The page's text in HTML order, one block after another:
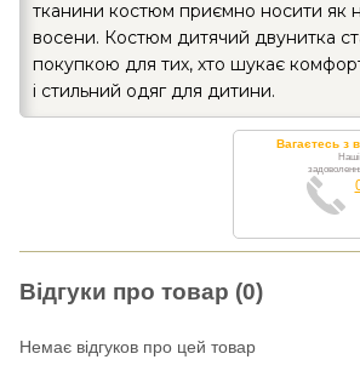
тканини костюм приємно носити як
восени. Костюм дитячий двунитка
покупкою для тих, хто шукає
і стильний одяг для дитини.
Вагаєтесь з
Відгуки про товар (0)
Немає відгуков про цей товар